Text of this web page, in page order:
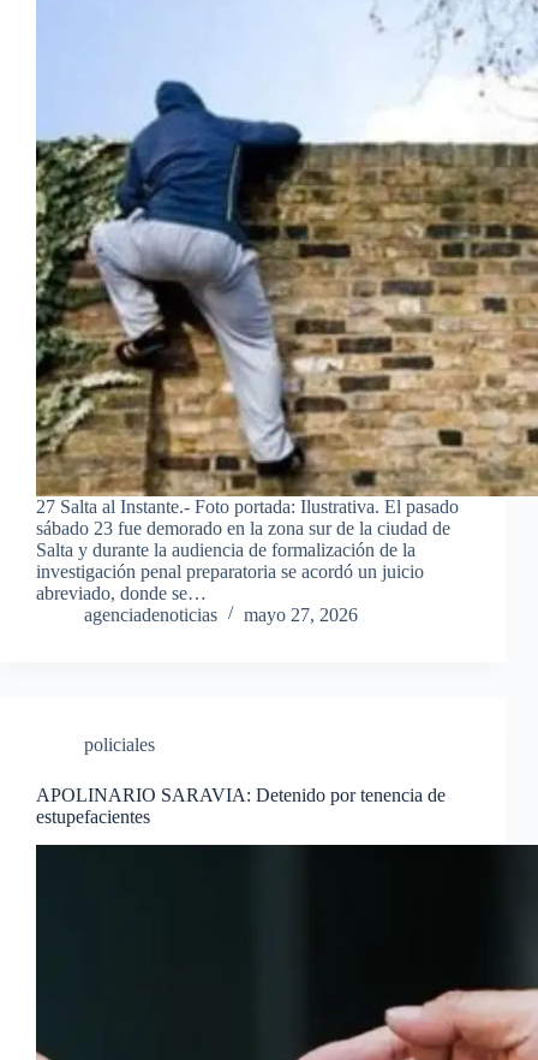
27 Salta al Instante.- Foto portada: Ilustrativa. El pasado
sábado 23 fue demorado en la zona sur de la ciudad de
Salta y durante la audiencia de formalización de la
investigación penal preparatoria se acordó un juicio
abreviado, donde se…
agenciadenoticias
mayo 27, 2026
policiales
APOLINARIO SARAVIA: Detenido por tenencia de
estupefacientes